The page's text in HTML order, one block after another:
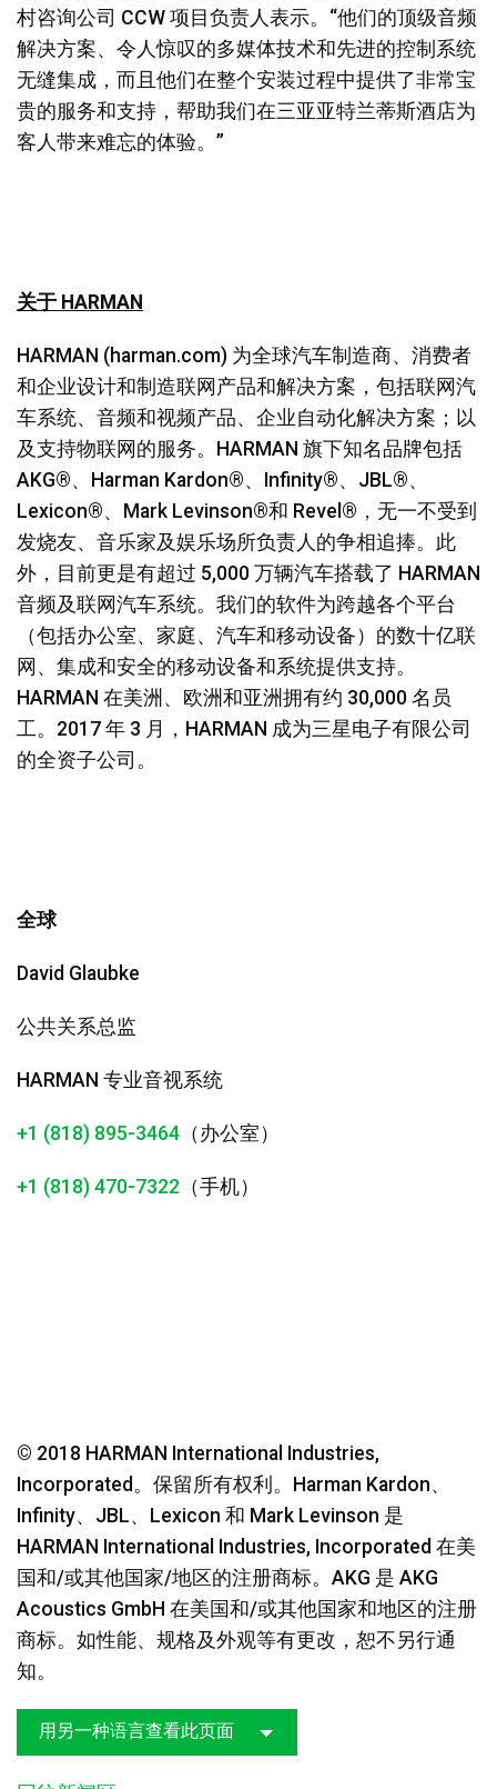
村咨询公司 CCW 项目负责人表示。“他们的顶级音频
解决方案、令人惊叹的多媒体技术和先进的控制系统
无缝集成，而且他们在整个安装过程中提供了非常宝
贵的服务和支持，帮助我们在三亚亚特兰蒂斯酒店为
客人带来难忘的体验。”
关于 HARMAN
HARMAN (harman.com) 为全球汽车制造商、消费者
和企业设计和制造联网产品和解决方案，包括联网汽
车系统、音频和视频产品、企业自动化解决方案；以
及支持物联网的服务。HARMAN 旗下知名品牌包括
AKG®、Harman Kardon®、Infinity®、JBL®、
Lexicon®、Mark Levinson®和 Revel®，无一不受到
发烧友、音乐家及娱乐场所负责人的争相追捧。此
外，目前更是有超过 5,000 万辆汽车搭载了 HARMAN
音频及联网汽车系统。我们的软件为跨越各个平台
（包括办公室、家庭、汽车和移动设备）的数十亿联
网、集成和安全的移动设备和系统提供支持。
HARMAN 在美洲、欧洲和亚洲拥有约 30,000 名员
工。2017 年 3 月，HARMAN 成为三星电子有限公司
的全资子公司。
全球
David Glaubke
公共关系总监
HARMAN 专业音视系统
+1 (818) 895-3464 （办公室）
+1 (818) 470-7322 （手机）
© 2018 HARMAN International Industries,
Incorporated。保留所有权利。Harman Kardon、
Infinity、JBL、Lexicon 和 Mark Levinson 是
HARMAN International Industries, Incorporated 在美
国和/或其他国家/地区的注册商标。AKG 是 AKG
Acoustics GmbH 在美国和/或其他国家和地区的注册
商标。如性能、规格及外观等有更改，恕不另行通
知。
用另一种语言查看此页面